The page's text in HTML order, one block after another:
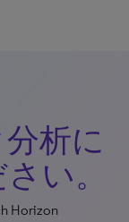
析に
い。
Horizon